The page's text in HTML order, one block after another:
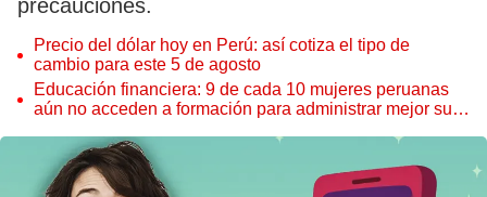
precauciones.
Precio del dólar hoy en Perú: así cotiza el tipo de
cambio para este 5 de agosto
Educación financiera: 9 de cada 10 mujeres peruanas
aún no acceden a formación para administrar mejor su